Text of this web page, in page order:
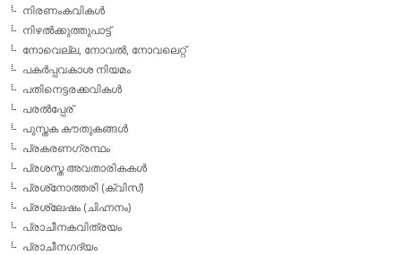
നിരണംകവികള്‍
നിഴല്‍ക്കുത്തുപാട്ട്
നോവെല്ല, നോവല്‍, നോവലെറ്റ്
പകര്‍പ്പവകാശ നിയമം
പതിനെട്ടരക്കവികള്‍
പരല്‍പ്പേര്
പുസ്തക കൗതുകങ്ങള്‍
പ്രകരണഗ്രന്ഥം
പ്രശസ്ത അവതാരികകള്‍
പ്രശ്‌നോത്തരി (ക്വിസ്)
പ്രശ്ലേഷം (ചിഹ്നനം)
പ്രാചീനകവിത്രയം
പ്രാചീനഗദ്യം